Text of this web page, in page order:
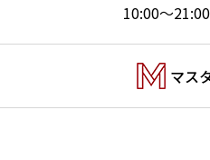
10:00～21:00
マス